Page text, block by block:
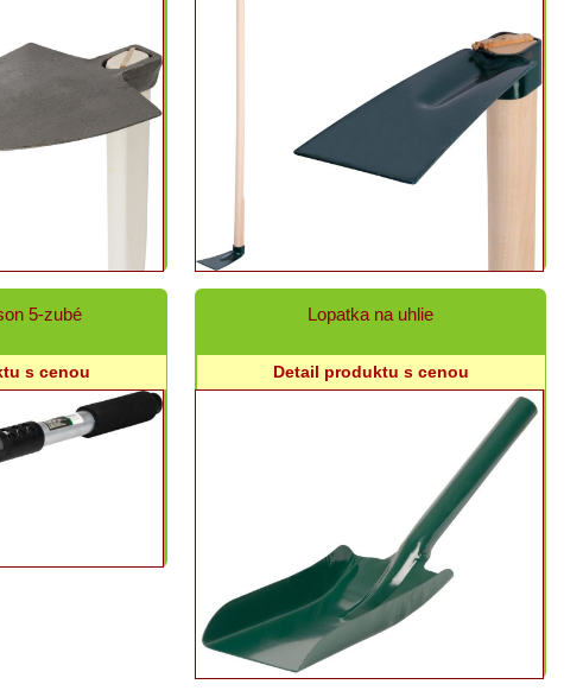
5-zubé
s cenou
Lopatka na uhlie
Detail produktu s cenou